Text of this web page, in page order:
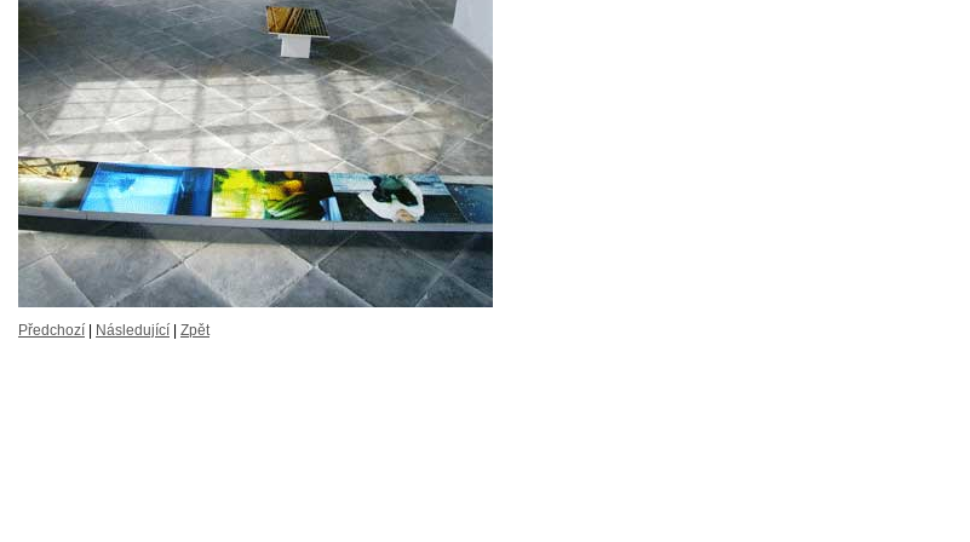
Předchozí Následující Zpět